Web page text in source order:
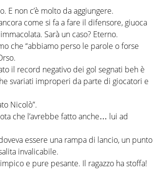
E non c’è molto da aggiungere.
come si fa a fare il difensore, giuoca
Sarà un caso? Eterno.
che “abbiamo perso le parole o forse
il record negativo dei gol segnati beh è
svariati improperi da parte di giocatori e
Nicolò”.
che l’avrebbe fatto anche… lui ad
essere una rampa di lancio, un punto
invalicabile.
e pure pesante. Il ragazzo ha stoffa!